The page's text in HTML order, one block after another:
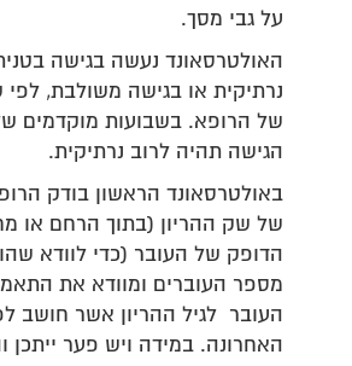
על גבי מסך.
האולטרסאונד נעשה בגישה
נרתיקית או בגישה משולבת, לפי
של הרופא. בשבועות מוקדמים של
הגישה תהיה לרוב נרתיקית.
באולטרסאונד הראשון בודק
של שק ההריון (בתוך הרחם או
הדופק של העובר (כדי לוודא
מספר העוברים ומוודא את
העובר לגיל ההריון אשר חושב
האחרונה. במידה ויש פער ייתכן